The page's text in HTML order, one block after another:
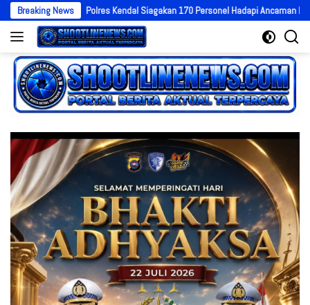
Langsung
ke
konten
Breaking News
Polres Kendal Siagakan 170 Personel Hadapi Ancaman Karhutla, TNI